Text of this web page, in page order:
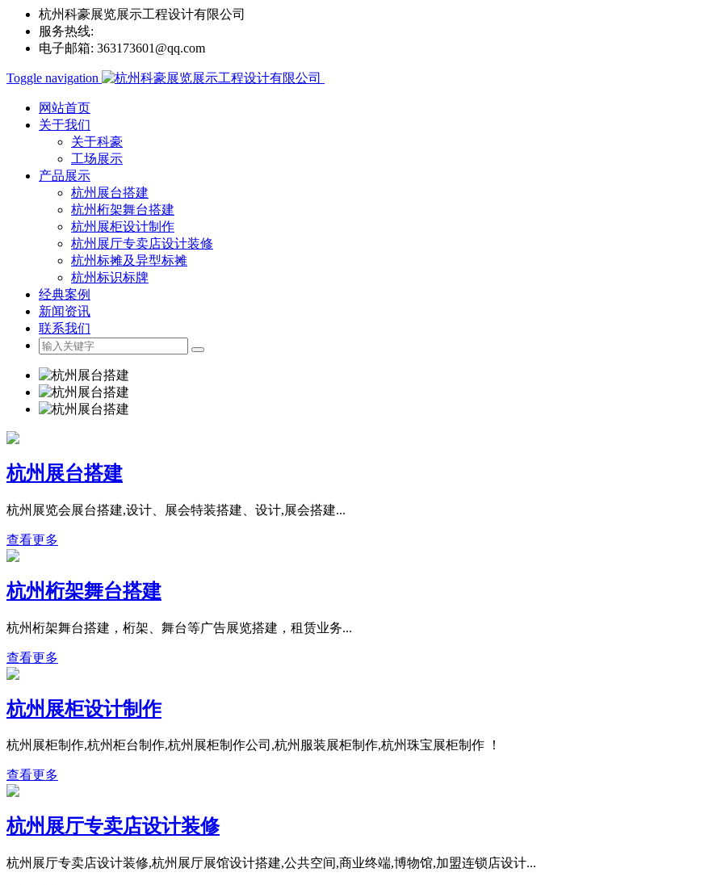
杭州科豪展览展示工程设计有限公司
服务热线:
电子邮箱: 363173601@qq.com
Toggle navigation
网站首页
关于我们
关于科豪
工场展示
产品展示
杭州展台搭建
杭州桁架舞台搭建
杭州展柜设计制作
杭州展厅专卖店设计装修
杭州标摊及异型标摊
杭州标识标牌
经典案例
新闻资讯
联系我们
杭州展台搭建
杭州展览会展台搭建,设计、展会特装搭建、设计,展会搭建...
查看更多
杭州桁架舞台搭建
杭州桁架舞台搭建，桁架、舞台等广告展览搭建，租赁业务...
查看更多
杭州展柜设计制作
杭州展柜制作,杭州柜台制作,杭州展柜制作公司,杭州服装展柜制作,杭州珠宝展柜制作 ！
查看更多
杭州展厅专卖店设计装修
杭州展厅专卖店设计装修,杭州展厅展馆设计搭建,公共空间,商业终端,博物馆,加盟连锁店设计...